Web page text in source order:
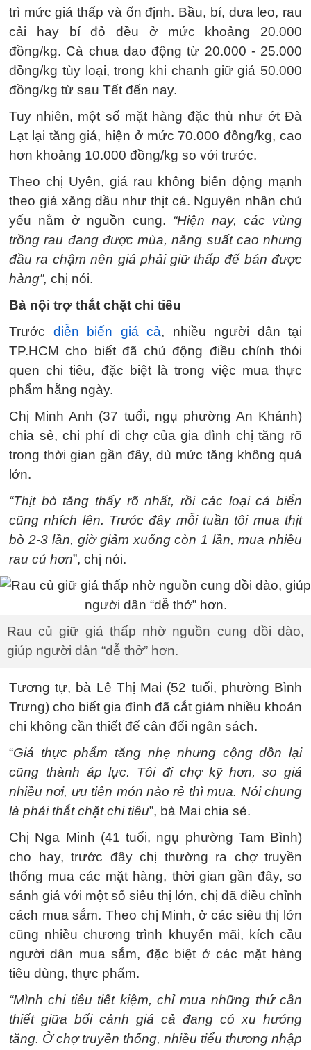
trì mức giá thấp và ổn định. Bầu, bí, dưa leo, rau
cải hay bí đỏ đều ở mức khoảng 20.000
đồng/kg. Cà chua dao động từ 20.000 - 25.000
đồng/kg tùy loại, trong khi chanh giữ giá 50.000
đồng/kg từ sau Tết đến nay.
Tuy nhiên, một số mặt hàng đặc thù như ớt Đà
Lạt lại tăng giá, hiện ở mức 70.000 đồng/kg, cao
hơn khoảng 10.000 đồng/kg so với trước.
Theo chị Uyên, giá rau không biến động mạnh
theo giá xăng dầu như thịt cá. Nguyên nhân chủ
yếu nằm ở nguồn cung. “Hiện nay, các vùng
trồng rau đang được mùa, năng suất cao nhưng
đầu ra chậm nên giá phải giữ thấp để bán được
hàng”, chị nói.
Bà nội trợ thắt chặt chi tiêu
Trước diễn biến giá cả, nhiều người dân tại
TP.HCM cho biết đã chủ động điều chỉnh thói
quen chi tiêu, đặc biệt là trong việc mua thực
phẩm hằng ngày.
Chị Minh Anh (37 tuổi, ngụ phường An Khánh)
chia sẻ, chi phí đi chợ của gia đình chị tăng rõ
trong thời gian gần đây, dù mức tăng không quá
lớn.
“Thịt bò tăng thấy rõ nhất, rồi các loại cá biển
cũng nhích lên. Trước đây mỗi tuần tôi mua thịt
bò 2-3 lần, giờ giảm xuống còn 1 lần, mua nhiều
rau củ hơn”, chị nói.
Rau củ giữ giá thấp nhờ nguồn cung dồi dào,
giúp người dân “dễ thở” hơn.
Tương tự, bà Lê Thị Mai (52 tuổi, phường Bình
Trưng) cho biết gia đình đã cắt giảm nhiều khoản
chi không cần thiết để cân đối ngân sách.
“Giá thực phẩm tăng nhẹ nhưng cộng dồn lại
cũng thành áp lực. Tôi đi chợ kỹ hơn, so giá
nhiều nơi, ưu tiên món nào rẻ thì mua. Nói chung
là phải thắt chặt chi tiêu”, bà Mai chia sẻ.
Chị Nga Minh (41 tuổi, ngụ phường Tam Bình)
cho hay, trước đây chị thường ra chợ truyền
thống mua các mặt hàng, thời gian gần đây, so
sánh giá với một số siêu thị lớn, chị đã điều chỉnh
cách mua sắm. Theo chị Minh, ở các siêu thị lớn
cũng nhiều chương trình khuyến mãi, kích cầu
người dân mua sắm, đặc biệt ở các mặt hàng
tiêu dùng, thực phẩm.
“Mình chi tiêu tiết kiệm, chỉ mua những thứ cần
thiết giữa bối cảnh giá cả đang có xu hướng
tăng. Ở chợ truyền thống, nhiều tiểu thương nhập